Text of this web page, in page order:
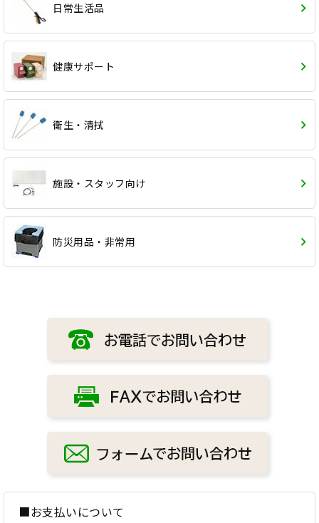
日常生活品
健康サポート
衛生・清拭
施設・スタッフ向け
防災用品・非常用
■お支払いについて